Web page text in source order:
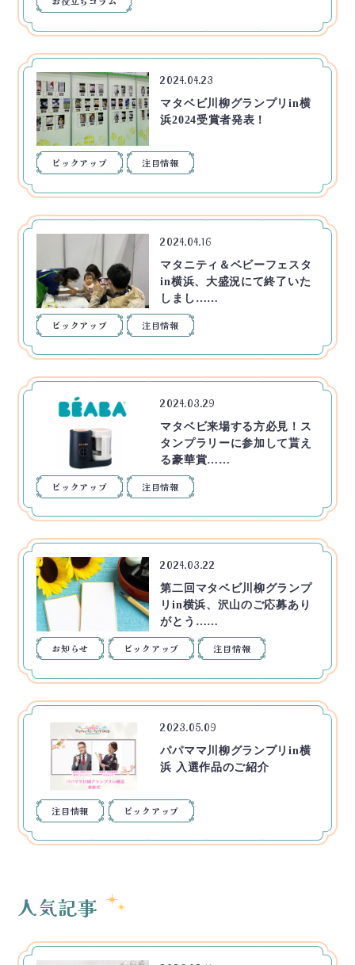
2024.04.23
マタベビ川柳グランプリin横
浜2024受賞者発表！
ピックアップ 注目情報
2024.04.16
マタニティ＆ベビーフェスタ
in横浜、大盛況にて終了いた
しまし……
ピックアップ 注目情報
2024.03.29
マタベビ来場する方必見！ス
タンプラリーに参加して貰え
る豪華賞……
ピックアップ 注目情報
2024.03.22
第二回マタベビ川柳グランプ
リin横浜、沢山のご応募あり
がとう……
お知らせ ピックアップ 注目情報
2023.05.09
パパママ川柳グランプリin横
浜 入選作品のご紹介
注目情報 ピックアップ
人気記事